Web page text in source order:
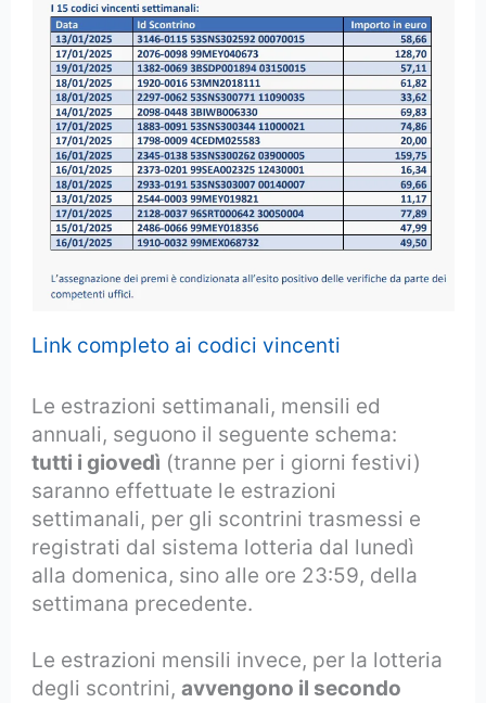
Link completo ai codici vincenti
Le estrazioni settimanali, mensili ed
annuali, seguono il seguente schema:
tutti i giovedì (tranne per i giorni festivi)
saranno effettuate le estrazioni
settimanali, per gli scontrini trasmessi e
registrati dal sistema lotteria dal lunedì
alla domenica, sino alle ore 23:59, della
settimana precedente.
Le estrazioni mensili invece, per la lotteria
degli scontrini,avvengono il secondo